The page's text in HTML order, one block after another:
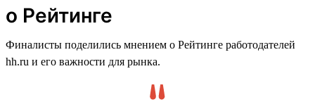
о Рейтинге
Финалисты поделились мнением о Рейтинге работодателей
hh.ru и его важности для рынка.